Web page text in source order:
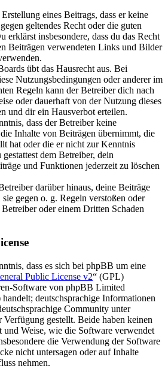
eines Beitrags, dass er keine
geltendes Recht oder die guten
erklärst insbesondere, dass du das Recht
Beiträgen verwendeten Links und Bilder
übt das Hausrecht aus. Bei
Nutzungsbedingungen oder anderer im
Regeln kann der Betreiber dich nach
oder dauerhaft von der Nutzung dieses
und dir ein Hausverbot erteilen.
dass der Betreiber keine
Inhalte von Beiträgen übernimmt, die
hat oder die er nicht zur Kenntnis
dem Betreiber, dein
und Funktionen jederzeit zu löschen
darüber hinaus, deine Beiträge
gegen o. g. Regeln verstoßen oder
oder einem Dritten Schaden
dass es sich bei phpBB um eine
Public License v2“ (GPL)
Software von phpBB Limited
handelt; deutschsprachige Informationen
Community unter
Verfügung gestellt. Beide haben keinen
Weise, wie die Software verwendet
die Verwendung der Software
nicht untersagen oder auf Inhalte
nehmen.